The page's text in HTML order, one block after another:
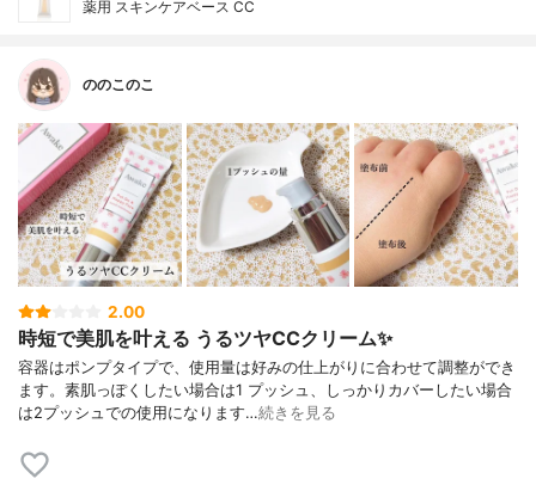
薬用 スキンケアベース CC
ののこのこ
2.00
時短で美肌を叶える うるツヤCCクリーム✨
容器はポンプタイプで、使用量は好みの仕上がりに合わせて調整ができ
ます。素肌っぽくしたい場合は1 プッシュ、しっかりカバーしたい場合
は2プッシュでの使用になります…続きを見る